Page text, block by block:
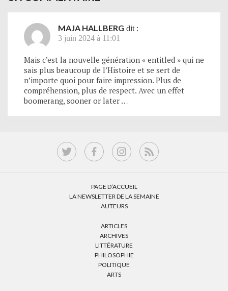
MAJA HALLBERG dit :
3 juin 2024 à 11:01
Mais c’est la nouvelle génération « entitled » qui ne
sais plus beaucoup de l’Histoire et se sert de
n’importe quoi pour faire impression. Plus de
compréhension, plus de respect. Avec un effet
boomerang, sooner or later …
PAGE D’ACCUEIL
LA NEWSLETTER DE LA SEMAINE
AUTEURS
ARTICLES
ARCHIVES
LITTÉRATURE
PHILOSOPHIE
POLITIQUE
ARTS